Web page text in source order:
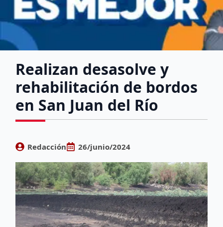
Realizan desasolve y
rehabilitación de bordos
en San Juan del Río
Redacción 26/junio/2024